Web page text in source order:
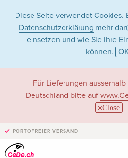
Diese Seite verwendet Cookies.
Datenschutzerklärung mehr
einsetzen und wie Sie Ihre
können. OK
Für Lieferungen
Deutschland bitte auf
Close
PORTOFREIER VERSAND